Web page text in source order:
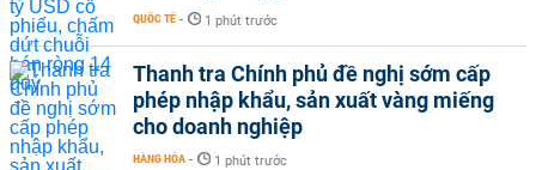
QUỐC TẾ - 1 phút trước
Thanh tra Chính phủ đề nghị sớm cấp
phép nhập khẩu, sản xuất vàng miếng
cho doanh nghiệp
HÀNG HÓA - 1 phút trước